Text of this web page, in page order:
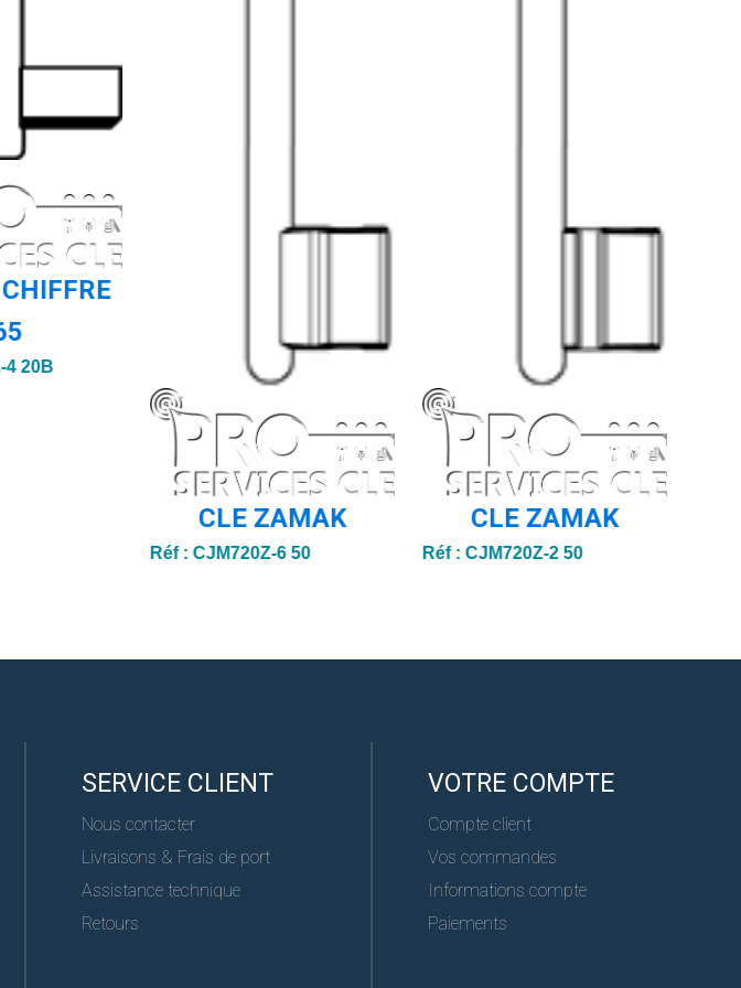
4 20B
CLE ZAMAK
Réf : CJM720Z-6 50
CLE ZAMAK
Réf : CJM720Z-2 50
SERVICE CLIENT
Nous contacter
Livraisons & Frais de port
Assistance technique
Retours
VOTRE COMPTE
Compte client
Vos commandes
Informations compte
Paiements